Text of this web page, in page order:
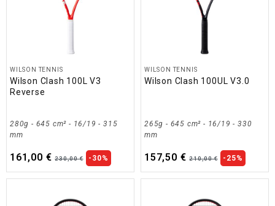
WILSON TENNIS
Wilson Clash 100L V3
Reverse
280g - 645 cm² - 16/19 - 315
mm
161,00 € 230,00 € -30%
WILSON TENNIS
Wilson Clash 100UL V3.0
265g - 645 cm² - 16/19 - 330
mm
157,50 € 210,00 € -25%